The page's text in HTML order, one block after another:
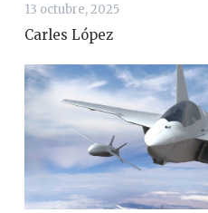
13 octubre, 2025
Carles López